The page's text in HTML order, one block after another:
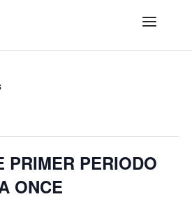
PRIMER PERIODO
ONCE